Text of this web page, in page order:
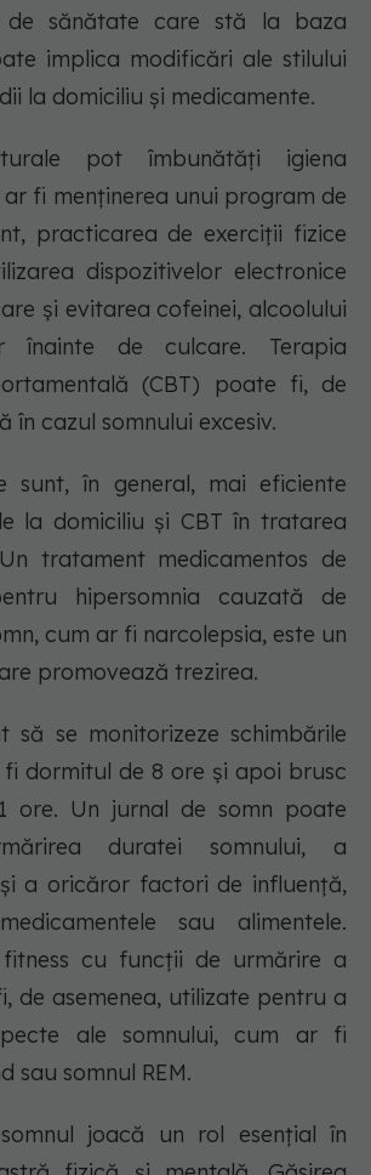
de sănătate care stă la baza
implica modificări ale stilului
la domiciliu și medicamente.
pot îmbunătăți igiena
ar fi menținerea unui program de
practicarea de exerciții fizice
dispozitivelor electronice
și evitarea cofeinei, alcoolului
înainte de culcare. Terapia
(CBT) poate fi, de
în cazul somnului excesiv.
sunt, în general, mai eficiente
la domiciliu și CBT în tratarea
tratament medicamentos de
hipersomnia cauzată de
cum ar fi narcolepsia, este un
promovează trezirea.
să se monitorizeze schimbările
dormitul de 8 ore și apoi brusc
ore. Un jurnal de somn poate
duratei somnului, a
a oricăror factori de influență,
sau alimentele.
cu funcții de urmărire a
de asemenea, utilizate pentru a
ale somnului, cum ar fi
sau somnul REM.
joacă un rol esențial în